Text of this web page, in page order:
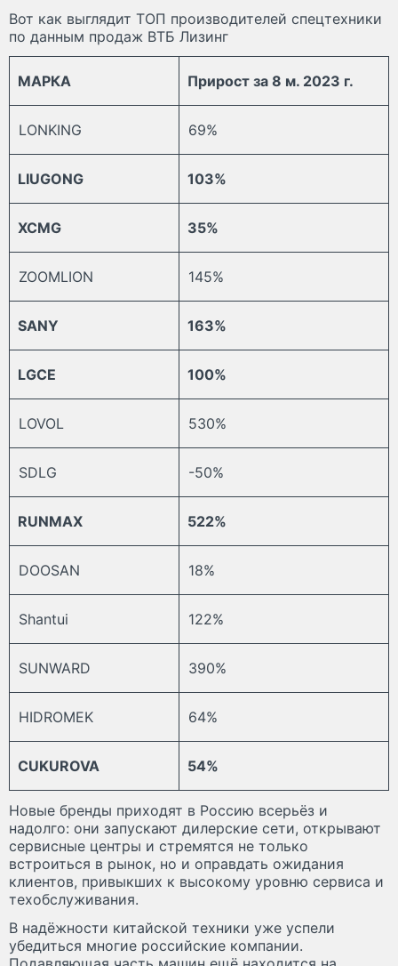
Вот как выглядит ТОП производителей спецтехники
по данным продаж ВТБ Лизинг
МАРКА Прирост за 8 м. 2023 г.
LONKING 69%
LIUGONG 103%
XCMG 35%
ZOOMLION 145%
SANY 163%
LGCE 100%
LOVOL 530%
SDLG -50%
RUNMAX 522%
DOOSAN 18%
Shantui 122%
SUNWARD 390%
HIDROMEK 64%
CUKUROVA 54%
Новые бренды приходят в Россию всерьёз и
надолго: они запускают дилерские сети, открывают
сервисные центры и стремятся не только
встроиться в рынок, но и оправдать ожидания
клиентов, привыкших к высокому уровню сервиса и
техобслуживания.
В надёжности китайской техники уже успели
убедиться многие российские компании.